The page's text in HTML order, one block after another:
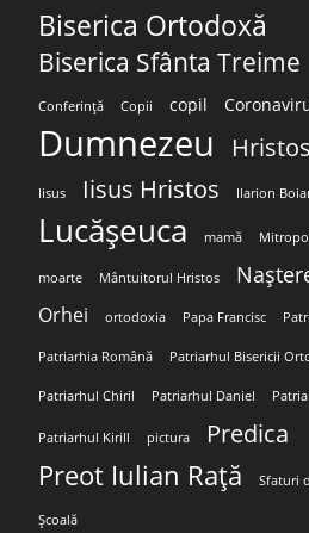
Biserica Ortodoxă
Biserica Sfânta Treime
Conferință Copii copil
Dumnezeu Hristos
Iisus Iisus Hristos Ilarion
Lucășeuca mamă
moarte Mântuitorul Hristos
Orhei ortodoxia Papa Francisc
Patriarhia Română Patriarhul Bisericii
Patriarhul Chiril Patriarhul Daniel
Patriarhul Kirill pictura Predica
Preot Iulian Rață Sfaturi
Școală